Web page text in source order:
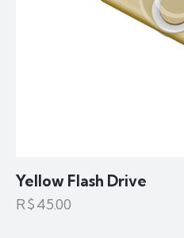
Yellow Flash Drive
R$45.00